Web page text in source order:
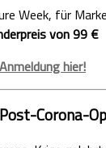
Week, für
von 99 €
hier!
Corona-